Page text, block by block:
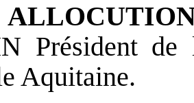
Président de
Aquitaine.